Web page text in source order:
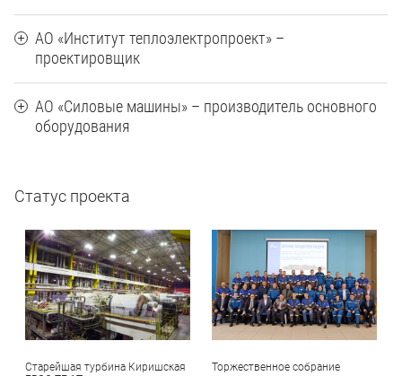
АО «Институт теплоэлектропроект» –
проектировщик
АО «Силовые машины» – производитель основного
оборудования
Статус проекта
Старейшая турбина Киришская
Торжественное собрание